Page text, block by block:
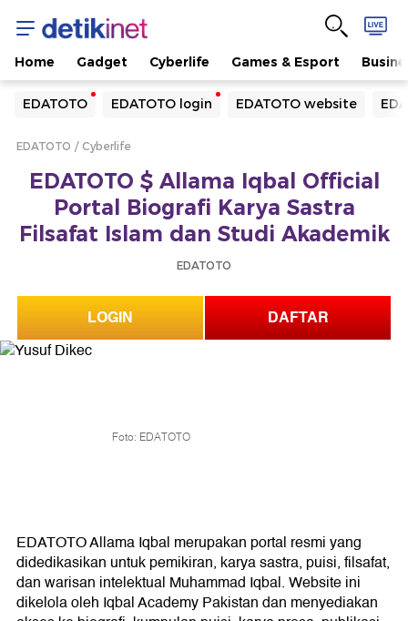
Home Gadget Cyberlife Games & Esport
EDATOTO EDATOTO login EDATOTO website
Yang sedang ramai dicari
Loading...
Loading...
EDATOTO Cyberlife
EDATOTO $ Allama Iqbal Official
Portal Biografi Karya Sastra
Filsafat Islam dan Studi Akademik
EDATOTO
LOGIN DAFTAR
Foto: EDATOTO
EDATOTO Allama Iqbal merupakan portal resmi yang
didedikasikan untuk pemikiran, karya sastra, puisi, filsafat,
dan warisan intelektual Muhammad Iqbal. Website ini
dikelola oleh Iqbal Academy Pakistan dan menyediakan